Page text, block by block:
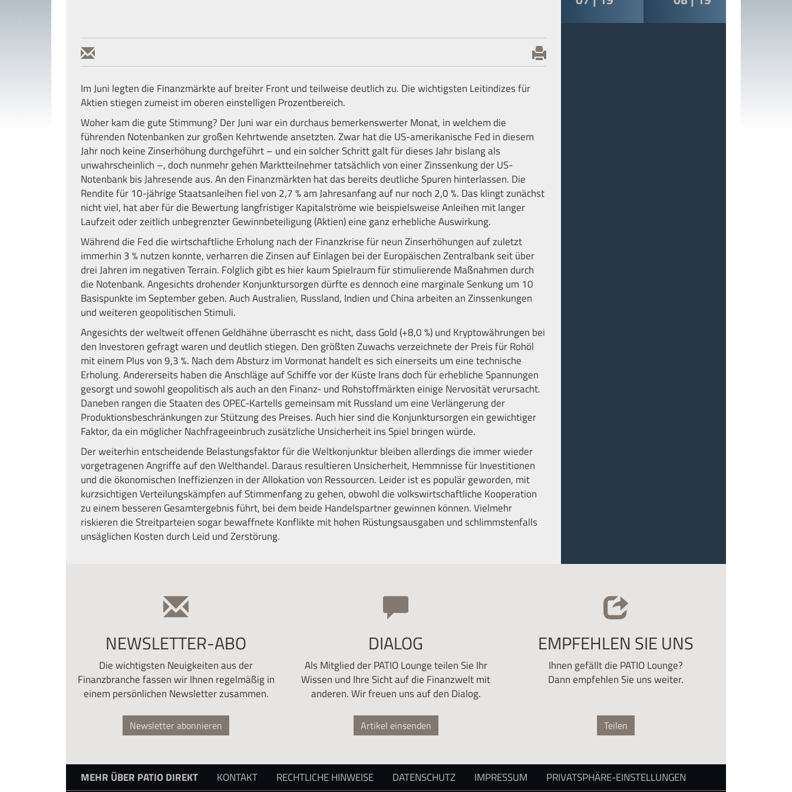
Im Juni legten die Finanzmärkte auf breiter Front und teilweise deutlich zu. Die wichtigsten Leitindizes für
Aktien stiegen zumeist im oberen einstelligen Prozentbereich.
Woher kam die gute Stimmung? Der Juni war ein durchaus bemerkenswerter Monat, in welchem die
führenden Notenbanken zur großen Kehrtwende ansetzten. Zwar hat die US-amerikanische Fed in diesem
Jahr noch keine Zinserhöhung durchgeführt – und ein solcher Schritt galt für dieses Jahr bislang als
unwahrscheinlich –, doch nunmehr gehen Marktteilnehmer tatsächlich von einer Zinssenkung der US-
Notenbank bis Jahresende aus. An den Finanzmärkten hat das bereits deutliche Spuren hinterlassen. Die
Rendite für 10-jährige Staatsanleihen fiel von 2,7 % am Jahresanfang auf nur noch 2,0 %. Das klingt zunächst
nicht viel, hat aber für die Bewertung langfristiger Kapitalströme wie beispielsweise Anleihen mit langer
Laufzeit oder zeitlich unbegrenzter Gewinnbeteiligung (Aktien) eine ganz erhebliche Auswirkung.
Während die Fed die wirtschaftliche Erholung nach der Finanzkrise für neun Zinserhöhungen auf zuletzt
immerhin 3 % nutzen konnte, verharren die Zinsen auf Einlagen bei der Europäischen Zentralbank seit über
drei Jahren im negativen Terrain. Folglich gibt es hier kaum Spielraum für stimulierende Maßnahmen durch
die Notenbank. Angesichts drohender Konjunktursorgen dürfte es dennoch eine marginale Senkung um 10
Basispunkte im September geben. Auch Australien, Russland, Indien und China arbeiten an Zinssenkungen
und weiteren geopolitischen Stimuli.
Angesichts der weltweit offenen Geldhähne überrascht es nicht, dass Gold (+8,0 %) und Kryptowährungen bei
den Investoren gefragt waren und deutlich stiegen. Den größten Zuwachs verzeichnete der Preis für Rohöl
mit einem Plus von 9,3 %. Nach dem Absturz im Vormonat handelt es sich einerseits um eine technische
Erholung. Andererseits haben die Anschläge auf Schiffe vor der Küste Irans doch für erhebliche Spannungen
gesorgt und sowohl geopolitisch als auch an den Finanz- und Rohstoffmärkten einige Nervosität verursacht.
Daneben rangen die Staaten des OPEC-Kartells gemeinsam mit Russland um eine Verlängerung der
Produktionsbeschränkungen zur Stützung des Preises. Auch hier sind die Konjunktursorgen ein gewichtiger
Faktor, da ein möglicher Nachfrageeinbruch zusätzliche Unsicherheit ins Spiel bringen würde.
Der weiterhin entscheidende Belastungsfaktor für die Weltkonjunktur bleiben allerdings die immer wieder
vorgetragenen Angriffe auf den Welthandel. Daraus resultieren Unsicherheit, Hemmnisse für Investitionen
und die ökonomischen Ineffizienzen in der Allokation von Ressourcen. Leider ist es populär geworden, mit
kurzsichtigen Verteilungskämpfen auf Stimmenfang zu gehen, obwohl die volkswirtschaftliche Kooperation
zu einem besseren Gesamtergebnis führt, bei dem beide Handelspartner gewinnen können. Vielmehr
riskieren die Streitparteien sogar bewaffnete Konflikte mit hohen Rüstungsausgaben und schlimmstenfalls
unsäglichen Kosten durch Leid und Zerstörung.
NEWSLETTER-ABO
Die wichtigsten Neuigkeiten aus der
Finanzbranche fassen wir Ihnen regelmäßig in
einem persönlichen Newsletter zusammen.
Newsletter abonnieren
DIALOG
Als Mitglied der PATIO Lounge teilen Sie Ihr
Wissen und Ihre Sicht auf die Finanzwelt mit
anderen. Wir freuen uns auf den Dialog.
Artikel einsenden
EMPFEHLEN SIE UNS
Ihnen gefällt die PATIO Lounge?
Dann empfehlen Sie uns weiter.
Teilen
MEHR ÜBER PATIO DIREKT KONTAKT RECHTLICHE HINWEISE DATENSCHUTZ IMPRESSUM PRIVATSPHÄRE-EINSTELLUNGEN